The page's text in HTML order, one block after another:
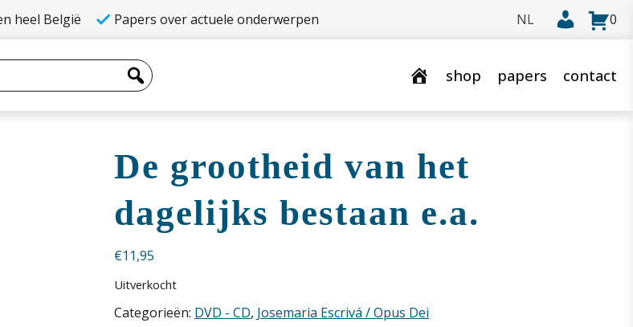
heel België Papers over actuele onderwerpen 0
shop papers contact
De grootheid van het
dagelijks bestaan e.a.
€11,95
Uitverkocht
Categorieën: DVD - CD, Josemaria Escrivá / Opus Dei